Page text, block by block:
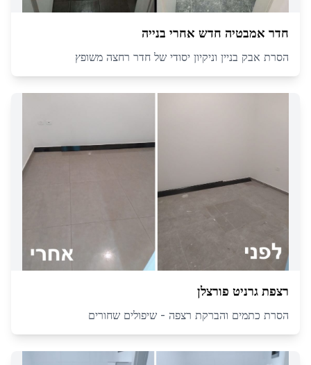
חדר אמבטיה חדש אחרי בנייה
הסרת אבק בניין וניקיון יסודי של חדר רחצה משופץ
רצפת גרניט פורצלן
הסרת כתמים והברקת רצפה - שיפולים שחורים